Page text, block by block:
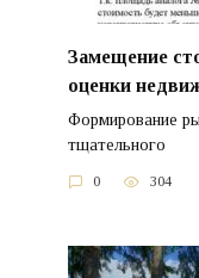
Замещение
оценки
Формирование
тщательного
0 304